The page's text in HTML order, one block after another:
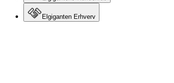
Elgiganten Erhverv